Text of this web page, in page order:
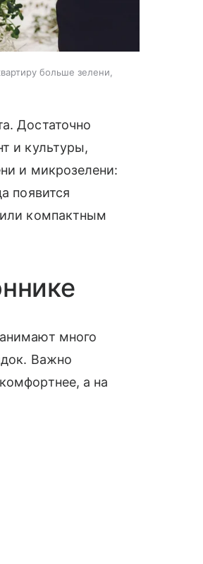
больше зелени,
Достаточно
и культуры,
и микрозелени:
появится
компактным
много
Важно
а на